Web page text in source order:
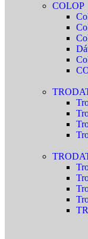
COLOP